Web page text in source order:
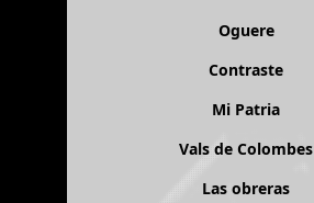
Oguere
Contraste
Mi Patria
Vals de Colombes
Las obreras